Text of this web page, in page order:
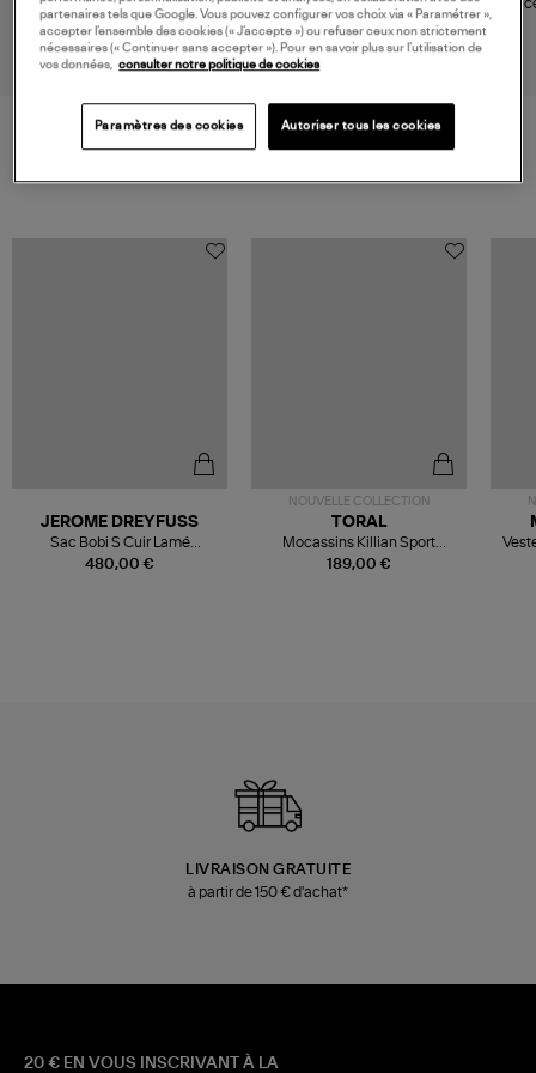
545,00 €
Bracelet Cœur Lumière
Diamants
870,00 €
Bracelet Perles Resine In Love
Diamants Or
480,00 €
JEROME DREYFUSS
Sac Bobi S Cuir Lamé
Champagne
NOUVELLE COLLECTION
189,00 €
TORAL
Mocassins Killian Sport
Mousse
LIVRAISON GRATUITE
à partir de 150 € d'achat*
20 € EN VOUS INSCRIVANT À LA
partenaires tels que Google. Vous pouvez configurer vos choix via « Paramétrer »,
accepter l’ensemble des cookies (« J’accepte ») ou refuser ceux non strictement
nécessaires (« Continuer sans accepter »). Pour en savoir plus sur l’utilisation de
vos données,
consulter notre politique de cookies
Paramètres des cookies Autoriser tous les cookies